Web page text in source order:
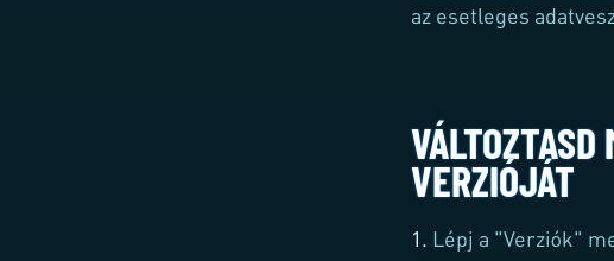
az esetleges
VÁLTOZTASD
VERZIÓJÁT
1. Lépj a "Verziók"